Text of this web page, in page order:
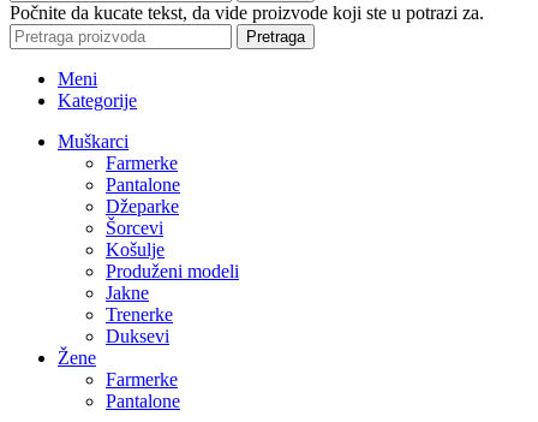
Počnite da kucate tekst, da vide proizvode koji ste u potrazi za.
Pretraga
Meni
Kategorije
Muškarci
Farmerke
Pantalone
Džeparke
Šorcevi
Košulje
Produženi modeli
Jakne
Trenerke
Duksevi
Žene
Farmerke
Pantalone